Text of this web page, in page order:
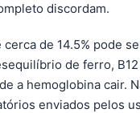
discordam.
cerca de 14.5% pode
de ferro,
a hemoglobina cair.
enviados pelos